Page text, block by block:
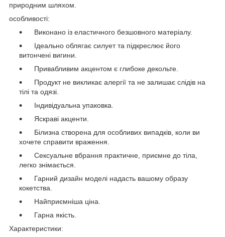
природним шляхом.
особливості:
Виконано із еластичного безшовного матеріалу.
Ідеально облягає силует та підкреслює його
витончені вигини.
Привабливим акцентом є глибоке декольте.
Продукт не викликає алергії та не залишає слідів на
тілі та одязі.
Індивідуальна упаковка.
Яскраві акценти.
Білизна створена для особливих випадків, коли ви
хочете справити враження.
Сексуальне вбрання практичне, приємне до тіла,
легко знімається.
Гарний дизайн моделі надасть вашому образу
кокетства.
Найприємніша ціна.
Гарна якість.
Характеристики: